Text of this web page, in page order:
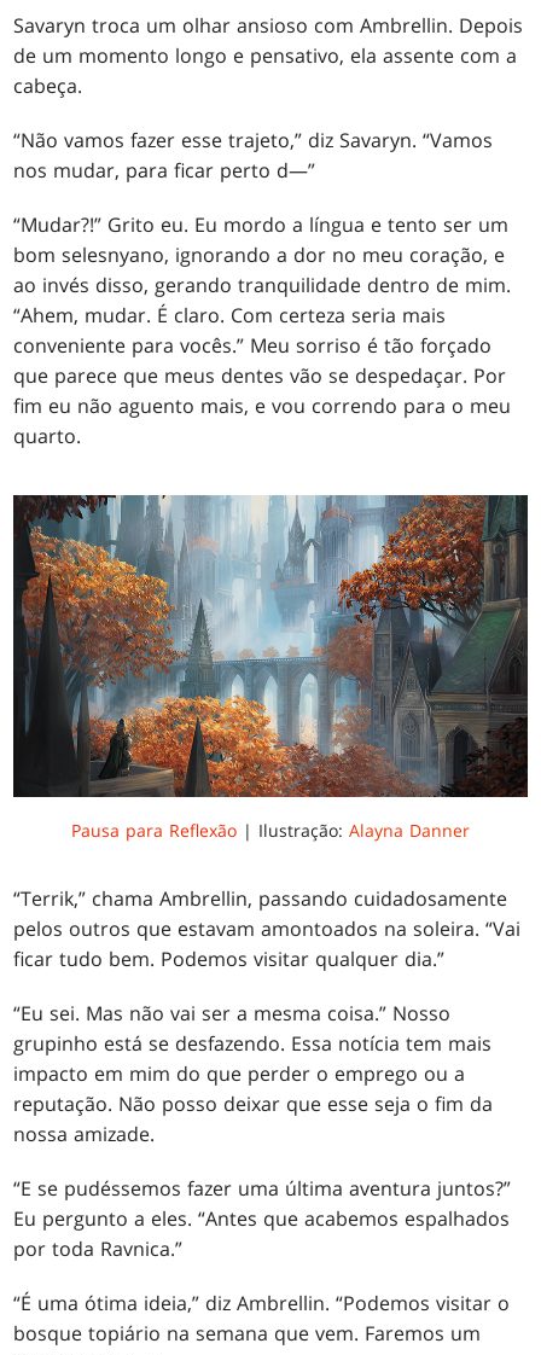
Savaryn troca um olhar ansioso com Ambrellin. Depois
de um momento longo e pensativo, ela assente com a
cabeça.
“Não vamos fazer esse trajeto,” diz Savaryn. “Vamos
nos mudar, para ficar perto d—”
“Mudar?!” Grito eu. Eu mordo a língua e tento ser um
bom selesnyano, ignorando a dor no meu coração, e
ao invés disso, gerando tranquilidade dentro de mim.
“Ahem, mudar. É claro. Com certeza seria mais
conveniente para vocês.” Meu sorriso é tão forçado
que parece que meus dentes vão se despedaçar. Por
fim eu não aguento mais, e vou correndo para o meu
quarto.
Pausa para Reflexão | Ilustração: Alayna Danner
“Terrik,” chama Ambrellin, passando cuidadosamente
pelos outros que estavam amontoados na soleira. “Vai
ficar tudo bem. Podemos visitar qualquer dia.”
“Eu sei. Mas não vai ser a mesma coisa.” Nosso
grupinho está se desfazendo. Essa notícia tem mais
impacto em mim do que perder o emprego ou a
reputação. Não posso deixar que esse seja o fim da
nossa amizade.
“E se pudéssemos fazer uma última aventura juntos?”
Eu pergunto a eles. “Antes que acabemos espalhados
por toda Ravnica.”
“É uma ótima ideia,” diz Ambrellin. “Podemos visitar o
bosque topiário na semana que vem. Faremos um